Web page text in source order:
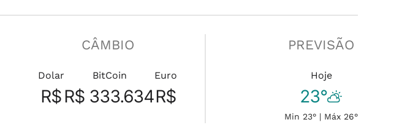
CÂMBIO
Dolar
R$
BitCoin
R$ 333.634
Euro
R$
PREVISÃO
Hoje
23°
Min 23° | Máx 26°